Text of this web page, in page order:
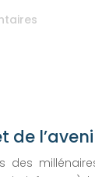
de
des